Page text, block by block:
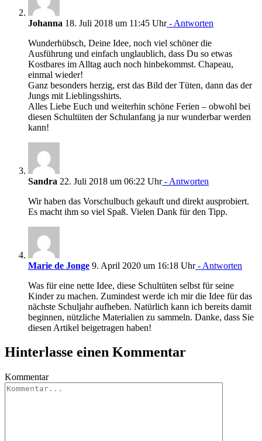
Johanna 18. Juli 2018 um 11:45 Uhr- Antworten
Wunderhübsch, Deine Idee, noch viel schöner die
Ausführung und einfach unglaublich, dass Du so etwas
Kostbares im Alltag auch noch hinbekommst. Chapeau,
einmal wieder!
Ganz besonders herzig, erst das Bild der Tüten, dann das der
Jungs mit Lieblingsshirts.
Alles Liebe Euch und weiterhin schöne Ferien – obwohl bei
diesen Schultüten der Schulanfang ja nur wunderbar werden
kann!
Sandra 22. Juli 2018 um 06:22 Uhr- Antworten
Wir haben das Vorschulbuch gekauft und direkt ausprobiert.
Es macht ihm so viel Spaß. Vielen Dank für den Tipp.
Marie de Jonge 9. April 2020 um 16:18 Uhr- Antworten
Was für eine nette Idee, diese Schultüten selbst für seine
Kinder zu machen. Zumindest werde ich mir die Idee für das
nächste Schuljahr aufheben. Natürlich kann ich bereits damit
beginnen, nützliche Materialien zu sammeln. Danke, dass Sie
diesen Artikel beigetragen haben!
Hinterlasse einen Kommentar
Kommentar